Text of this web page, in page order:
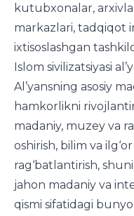
kutubxonalar,
markazlari, tadqiqot
ixtisoslashgan
Islom sivilizatsiyasi
Al’yansning asosiy
hamkorlikni
madaniy, muzey va
oshirish, bilim va
rag‘batlantirish,
jahon madaniy va
qismi sifatidagi